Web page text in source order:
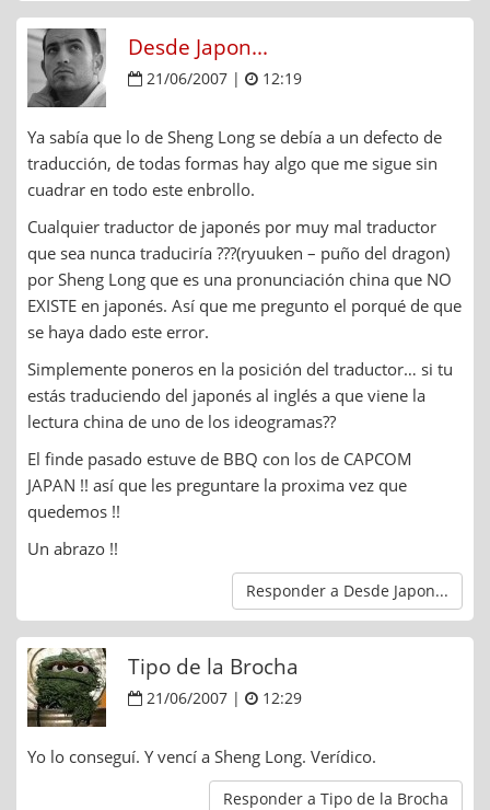
Desde Japon...
21/06/2007 | 12:19
Ya sabía que lo de Sheng Long se debía a un defecto de
traducción, de todas formas hay algo que me sigue sin
cuadrar en todo este enbrollo.
Cualquier traductor de japonés por muy mal traductor
que sea nunca traduciría ???(ryuuken – puño del dragon)
por Sheng Long que es una pronunciación china que NO
EXISTE en japonés. Así que me pregunto el porqué de que
se haya dado este error.
Simplemente poneros en la posición del traductor… si tu
estás traduciendo del japonés al inglés a que viene la
lectura china de uno de los ideogramas??
El finde pasado estuve de BBQ con los de CAPCOM
JAPAN !! así que les preguntare la proxima vez que
quedemos !!
Un abrazo !!
Responder a Desde Japon...
Tipo de la Brocha
21/06/2007 | 12:29
Yo lo conseguí. Y vencí a Sheng Long. Verídico.
Responder a Tipo de la Brocha